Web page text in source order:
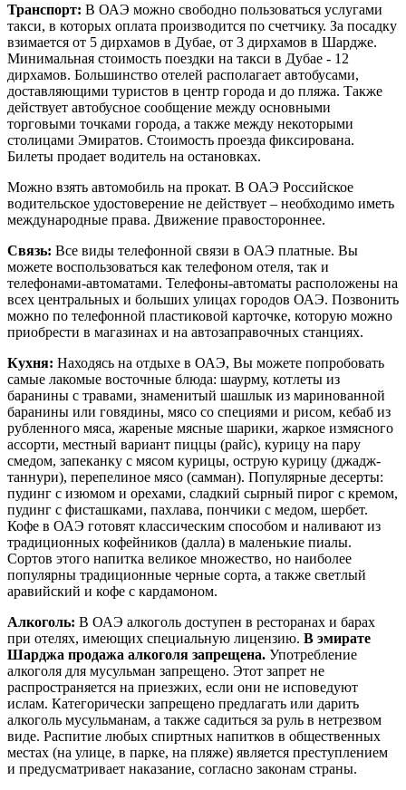
Транспорт: В ОАЭ можно свободно пользоваться услугами
такси, в которых оплата производится по счетчику. За посадку
взимается от 5 дирхамов в Дубае, от 3 дирхамов в Шардже.
Минимальная стоимость поездки на такси в Дубае - 12
дирхамов. Большинство отелей располагает автобусами,
доставляющими туристов в центр города и до пляжа. Также
действует автобусное сообщение между основными
торговыми точками города, а также между некоторыми
столицами Эмиратов. Стоимость проезда фиксирована.
Билеты продает водитель на остановках.
Можно взять автомобиль на прокат. В ОАЭ Российское
водительское удостоверение не действует – необходимо иметь
международные права. Движение правостороннее.
Связь: Все виды телефонной связи в ОАЭ платные. Вы
можете воспользоваться как телефоном отеля, так и
телефонами-автоматами. Телефоны-автоматы расположены на
всех центральных и больших улицах городов ОАЭ. Позвонить
можно по телефонной пластиковой карточке, которую можно
приобрести в магазинах и на автозаправочных станциях.
Кухня: Находясь на отдыхе в ОАЭ, Вы можете попробовать
самые лакомые восточные блюда: шаурму, котлеты из
баранины с травами, знаменитый шашлык из маринованной
баранины или говядины, мясо со специями и рисом, кебаб из
рубленного мяса, жареные мясные шарики, жаркое измясного
ассорти, местный вариант пиццы (райс), курицу на пару
смедом, запеканку с мясом курицы, острую курицу (джадж-
таннури), перепелиное мясо (самман). Популярные десерты:
пудинг с изюмом и орехами, сладкий сырный пирог с кремом,
пудинг с фисташками, пахлава, пончики с медом, шербет.
Кофе в ОАЭ готовят классическим способом и наливают из
традиционных кофейников (далла) в маленькие пиалы.
Сортов этого напитка великое множество, но наиболее
популярны традиционные черные сорта, а также светлый
аравийский и кофе с кардамоном.
Алкоголь: В ОАЭ алкоголь доступен в ресторанах и барах
при отелях, имеющих специальную лицензию. В эмирате
Шарджа продажа алкоголя запрещена. Употребление
алкоголя для мусульман запрещено. Этот запрет не
распространяется на приезжих, если они не исповедуют
ислам. Категорически запрещено предлагать или дарить
алкоголь мусульманам, а также садиться за руль в нетрезвом
виде. Распитие любых спиртных напитков в общественных
местах (на улице, в парке, на пляже) является преступлением
и предусматривает наказание, согласно законам страны.